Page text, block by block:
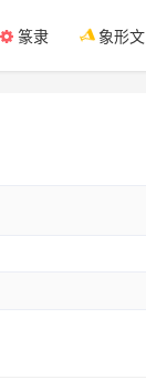
篆隶 象形文